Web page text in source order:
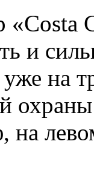
«Costa
и
на